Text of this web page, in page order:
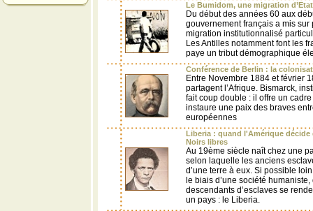
Le Bumidom, une migration d’Etat
Du début des années 60 aux
gouvernement français a mis sur
migration institutionnalisé
Les Antilles notamment font les
paye un tribut démographique
Conférence de Berlin : la
Entre Novembre 1884 et février
partagent l’Afrique. Bismarck,
fait coup double : il offre un
instaure une paix des braves
européennes
Liberia : quand l'Amérique décide
Noirs libres
Au 19ème siècle naît chez une
selon laquelle les anciens
d’une terre à eux. Si possible
le biais d’une société
descendants d’esclaves se
un pays : le Liberia.